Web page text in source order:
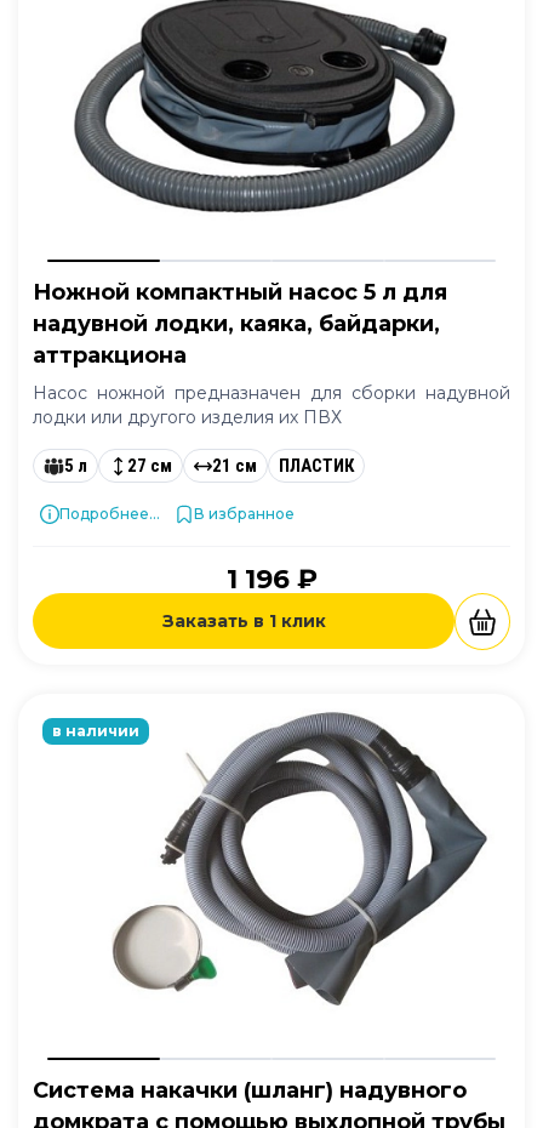
Ножной компактный насос 5 л для
надувной лодки, каяка, байдарки,
аттракциона
Насос ножной предназначен для сборки надувной
лодки или другого изделия их ПВХ
5 л 27 см 21 см ПЛАСТИК
Подробнее... В избранное
1 196 ₽
Заказать в 1 клик
в наличии
Система накачки (шланг) надувного
домкрата с помощью выхлопной трубы